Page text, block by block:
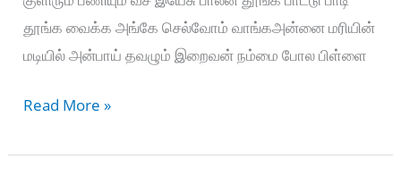
தூங்க வைக்க அங்கே செல்வோம் வாங்கஅன்னை மரியின்
மடியில் அன்பாய் தவழும் இறைவன் நம்மை போல பிள்ளை
Vandhaachu
வந்தாச்சு
Read More »